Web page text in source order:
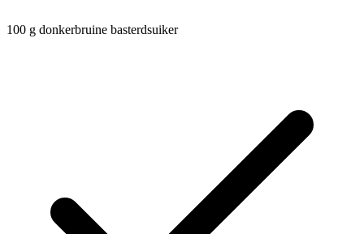
100 g donkerbruine basterdsuiker